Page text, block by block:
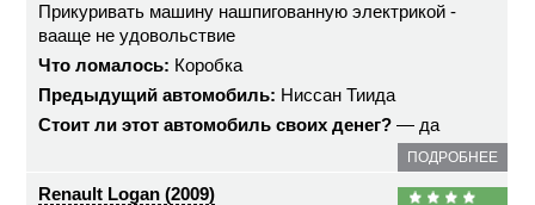
Прикуривать машину нашпигованную электрикой -
вааще не удовольствие
Что ломалось: Коробка
Предыдущий автомобиль: Ниссан Тиида
Стоит ли этот автомобиль своих денег? — да
ПОДРОБНЕЕ
Renault Logan (2009)